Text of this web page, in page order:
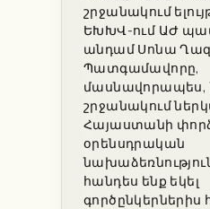
շրջանակում
ԵԽԽՎ-ում ԱԺ
անդամ Սոնա
Պատգամավորը,
մասնավորապես,
շրջանակում
Հայաստանի
օրենսդրական
հանդես ենք եկել
գործընկերներիս